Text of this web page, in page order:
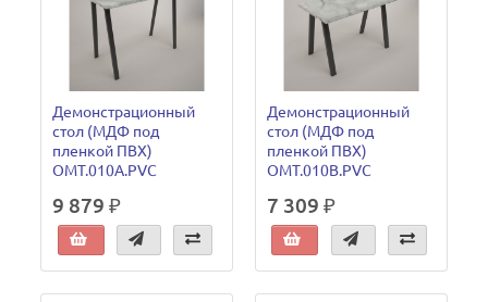
Демонстрационный
стол (МДФ под
пленкой ПВХ)
OMT.010A.PVC
9 879 ₽
Демонстрационный
стол (МДФ под
пленкой ПВХ)
OMT.010B.PVC
7 309 ₽